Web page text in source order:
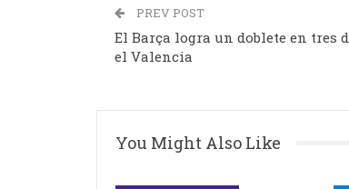
PREV POST
El Barça logra un doblete en tres
el Valencia
You Might Also Like